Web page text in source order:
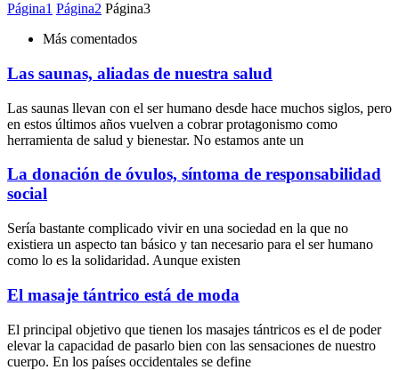
Página1 Página2 Página3
Más comentados
Las saunas, aliadas de nuestra salud
Las saunas llevan con el ser humano desde hace muchos siglos, pero
en estos últimos años vuelven a cobrar protagonismo como
herramienta de salud y bienestar. No estamos ante un
La donación de óvulos, síntoma de responsabilidad
social
Sería bastante complicado vivir en una sociedad en la que no
existiera un aspecto tan básico y tan necesario para el ser humano
como lo es la solidaridad. Aunque existen
El masaje tántrico está de moda
El principal objetivo que tienen los masajes tántricos es el de poder
elevar la capacidad de pasarlo bien con las sensaciones de nuestro
cuerpo. En los países occidentales se define